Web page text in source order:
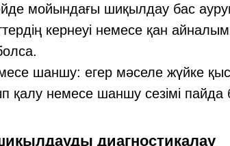
мойындағы шиқылдау бас
кернеуі немесе қан
шаншу: егер мәселе жүйке
қалу немесе шаншу сезімі пайда
диагностикалау